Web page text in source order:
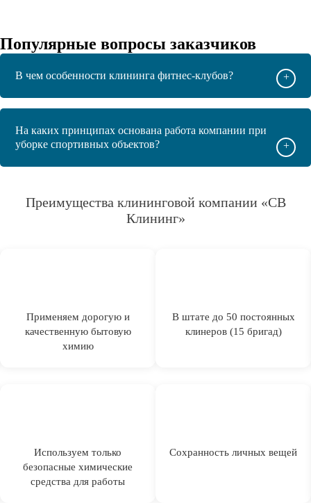
Популярные вопросы заказчиков
В чем особенности клининга фитнес-клубов? +
На каких принципах основана работа компании при
уборке спортивных объектов?
+
Преимущества клининговой компании «СВ
Клининг»
Применяем дорогую и
качественную бытовую
химию
В штате до 50 постоянных
клинеров (15 бригад)
Используем только
безопасные химические
средства для работы
Сохранность личных вещей